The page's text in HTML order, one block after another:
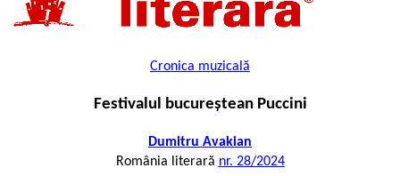
Cronica muzicală
Festivalul bucureștean Puccini
Dumitru Avakian
România literară nr. 28/2024